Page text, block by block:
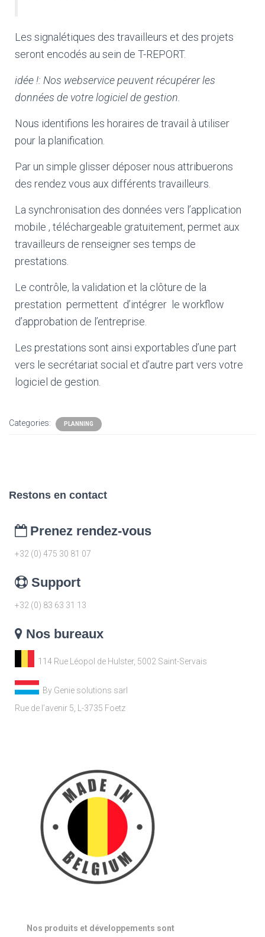
Les signalétiques des travailleurs et des projets
seront encodés au sein de T-REPORT.
idée !: Nos webservice peuvent récupérer les
données de votre logiciel de gestion.
Nous identifions les horaires de travail à utiliser
pour la planification.
Par un simple glisser déposer nous attribuerons
des rendez vous aux différents travailleurs.
La synchronisation des données vers l’application
mobile , téléchargeable gratuitement, permet aux
travailleurs de renseigner ses temps de
prestations.
Le contrôle, la validation et la clôture de la
prestation permettent d’intégrer le workflow
d’approbation de l’entreprise.
Les prestations sont ainsi exportables d’une part
vers le secrétariat social et d’autre part vers votre
logiciel de gestion.
Categories: PLANNING
Restons en contact
Prenez rendez-vous
+32 (0) 475 30 81 07
Support
+32 (0) 83 63 31 13
Nos bureaux
114 Rue Léopol de Hulster, 5002 Saint-Servais
By Genie solutions sarl
Rue de l’avenir 5, L-3735 Foetz
Nos produits et développements sont